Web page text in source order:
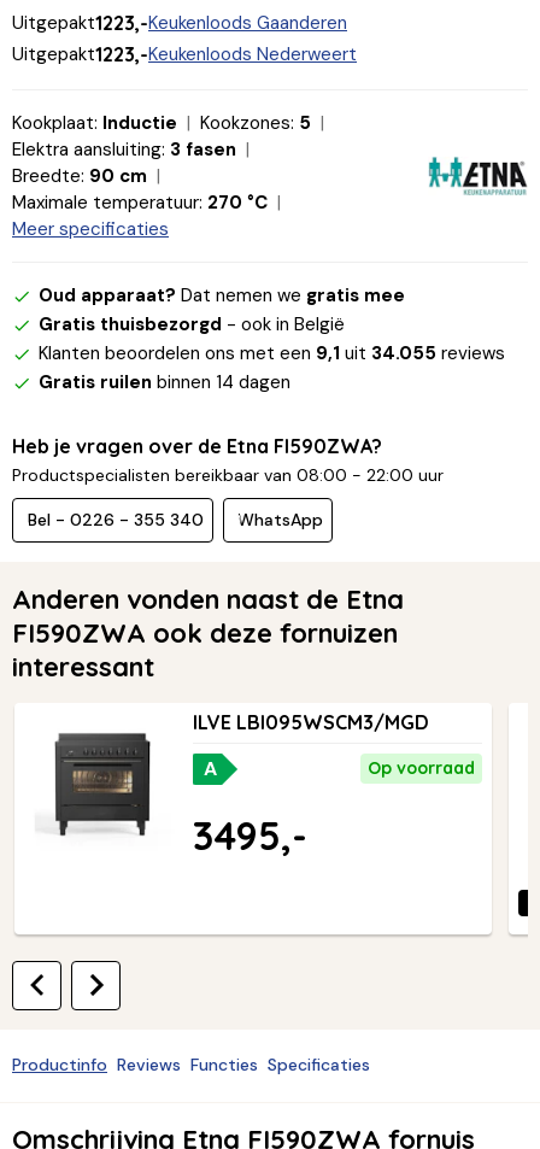
Uitgepakt1223,-Keukenloods Gaanderen
Uitgepakt1223,-Keukenloods Nederweert
Kookplaat: Inductie Kookzones: 5
Elektra aansluiting: 3 fasen
Breedte: 90 cm
Maximale temperatuur: 270 °C
Meer specificaties
Oud apparaat? Dat nemen we gratis mee
Gratis thuisbezorgd - ook in België
Klanten beoordelen ons met een 9,1 uit 34.055 reviews
Gratis ruilen binnen 14 dagen
Heb je vragen over de Etna FI590ZWA?
Productspecialisten bereikbaar van 08:00 - 22:00 uur
Bel - 0226 - 355 340 WhatsApp
Anderen vonden naast de Etna
FI590ZWA ook deze fornuizen
interessant
ILVE LBI095WSCM3/MGD
A Op voorraad
3495,-
Productinfo Reviews Functies Specificaties
Omschrijving Etna FI590ZWA fornuis